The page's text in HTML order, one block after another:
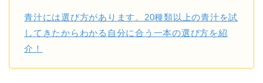
青汁には選び方があります。20種類以上の青汁を試
してきたからわかる自分に合う一本の選び方を紹
介！